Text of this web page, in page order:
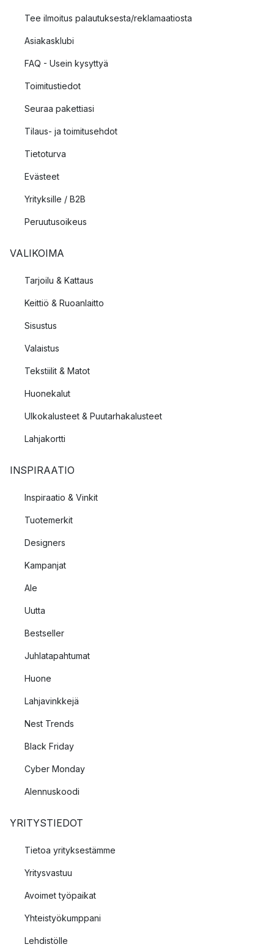
Tee ilmoitus palautuksesta/reklamaatiosta
Asiakasklubi
FAQ - Usein kysyttyä
Toimitustiedot
Seuraa pakettiasi
Tilaus- ja toimitusehdot
Tietoturva
Evästeet
Yrityksille / B2B
Peruutusoikeus
VALIKOIMA
Tarjoilu & Kattaus
Keittiö & Ruoanlaitto
Sisustus
Valaistus
Tekstiilit & Matot
Huonekalut
Ulkokalusteet & Puutarhakalusteet
Lahjakortti
INSPIRAATIO
Inspiraatio & Vinkit
Tuotemerkit
Designers
Kampanjat
Ale
Uutta
Bestseller
Juhlatapahtumat
Huone
Lahjavinkkejä
Nest Trends
Black Friday
Cyber Monday
Alennuskoodi
YRITYSTIEDOT
Tietoa yrityksestämme
Yritysvastuu
Avoimet työpaikat
Yhteistyökumppani
Lehdistölle